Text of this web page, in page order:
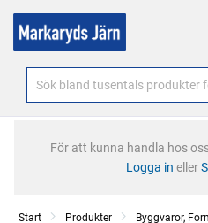
För att kunna handla hos
Logga in eller
Start Produkter
Byggvaror,